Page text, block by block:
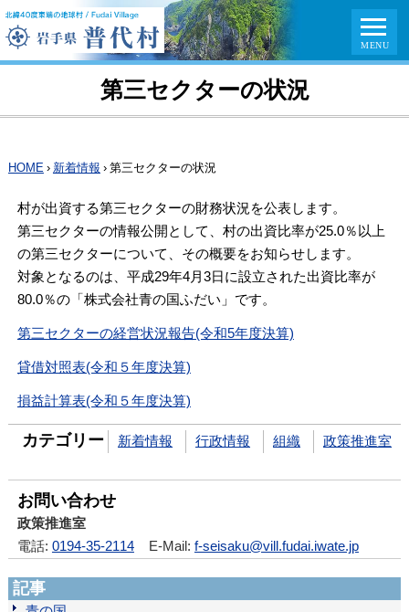
第三セクターの状況
HOME › 新着情報 › 第三セクターの状況
村が出資する第三セクターの財務状況を公表します。
第三セクターの情報公開として、村の出資比率が25.0％以上
の第三セクターについて、その概要をお知らせします。
対象となるのは、平成29年4月3日に設立された出資比率が
80.0％の「株式会社青の国ふだい」です。
第三セクターの経営状況報告(令和5年度決算)
貸借対照表(令和５年度決算)
損益計算表(令和５年度決算)
カテゴリー 新着情報 行政情報 組織 政策推進室
お問い合わせ
政策推進室
電話: 0194-35-2114 E-Mail: f-seisaku@vill.fudai.iwate.jp
記事